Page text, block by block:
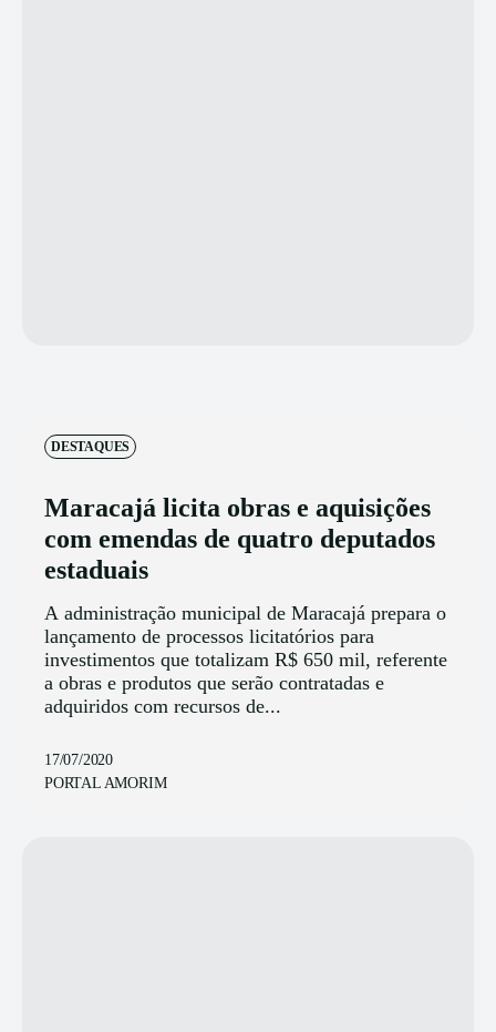
DESTAQUES
Maracajá licita obras e aquisições
com emendas de quatro deputados
estaduais
A administração municipal de Maracajá prepara o
lançamento de processos licitatórios para
investimentos que totalizam R$ 650 mil, referente
a obras e produtos que serão contratadas e
adquiridos com recursos de...
17/07/2020
PORTAL AMORIM